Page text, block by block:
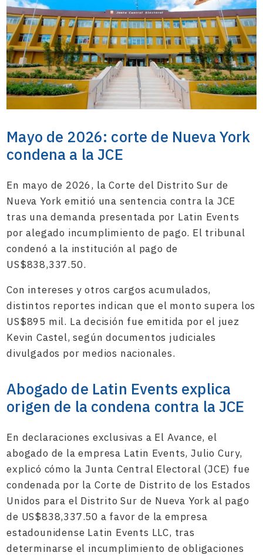
Mayo de 2026: corte de Nueva York
condena a la JCE
En mayo de 2026, la Corte del Distrito Sur de
Nueva York emitió una sentencia contra la JCE
tras una demanda presentada por Latin Events
por alegado incumplimiento de pago. El tribunal
condenó a la institución al pago de
US$838,337.50.
Con intereses y otros cargos acumulados,
distintos reportes indican que el monto supera los
US$895 mil. La decisión fue emitida por el juez
Kevin Castel, según documentos judiciales
divulgados por medios nacionales.
Abogado de Latin Events explica
origen de la condena contra la JCE
En declaraciones exclusivas a El Avance, el
abogado de la empresa Latin Events, Julio Cury,
explicó cómo la Junta Central Electoral (JCE) fue
condenada por la Corte de Distrito de los Estados
Unidos para el Distrito Sur de Nueva York al pago
de US$838,337.50 a favor de la empresa
estadounidense Latin Events LLC, tras
determinarse el incumplimiento de obligaciones